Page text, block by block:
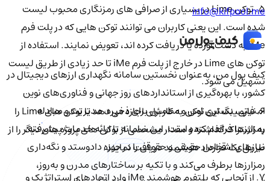
5. توکن Lime در بسیاری از صرافی های رمزنگاری محبوب لیست
شده است. این یعنی کاربران می توانند توکن هایی که در پلت فرم
iMe به دست آورده یا دریافت کرده اند، تعویض نمایند. استفاده از
توکن های Lime در خارج از پلت فرم iMe تا حد زیادی از طریق لیست
تسهیل می شود.
6. فارمینگ این توکن به کاربران اجازه می دهد تا توکن های Lime را
به اشتراک گذاشته و مقدار مشخصی از توکن های پروژه های دیگر را از
طریق یک قرارداد هوشمند دریافت نمایند.
7. از آنجایی که پلتفرم هوشمند iMe وارد اتحادهای استراتژیک و
info@kifpool.me
کیف‌ پول من، به‌عنوان نخستین سامانه نگهداری ارزهای دیجیتال در
کشور، با بهره‌گیری از استانداردهای روز جهانی و فناوری‌های نوین
امنیتی، بستری امن و مطمئن برای ذخیره، مدیریت و مبادله
رمزارزها فراهم کرده است. این سامانه با ارائه خدمات پیشرفته،
نیازهای اشخاص حقیقی و حقوقی را در حوزه دادوستد و نگه‌داری
رمزارزها برطرف می‌کند و با تکیه بر ساختارهای مدرن و به‌روز،